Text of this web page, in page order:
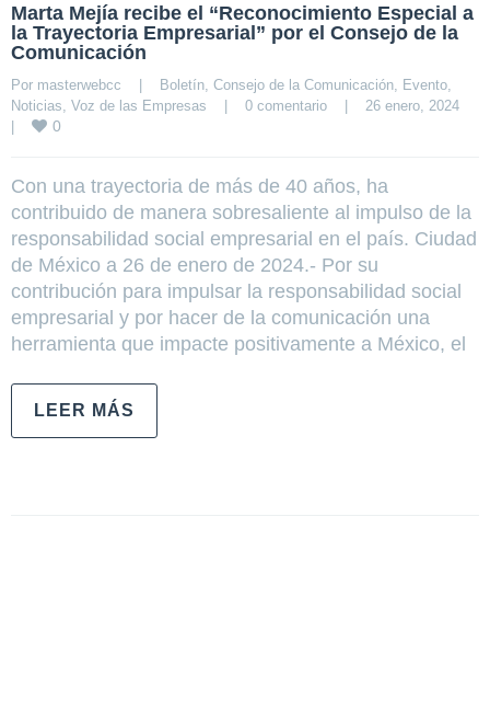
Marta Mejía recibe el “Reconocimiento Especial a
la Trayectoria Empresarial” por el Consejo de la
Comunicación
Por masterwebcc | Boletín Consejo de la Comunicación Evento
Noticias Voz de las Empresas | 0 comentario |
|
0
Con una trayectoria de más de 40 años, ha
contribuido de manera sobresaliente al impulso de la
responsabilidad social empresarial en el país. Ciudad
de México a 26 de enero de 2024.- Por su
contribución para impulsar la responsabilidad social
empresarial y por hacer de la comunicación una
herramienta que impacte positivamente a México, el
LEER MÁS